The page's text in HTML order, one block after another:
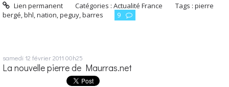
Lien permanent Catégories :Actualité France Tags :pierre
bergé,bhl,nation,peguy,barres 9
samedi 12 février 2011 00h25
La nouvelle pierre de Maurras.net